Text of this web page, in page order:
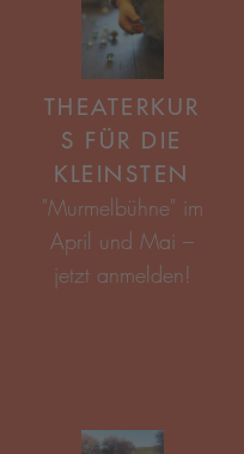
THEATERKUR
S FÜR DIE
KLEINSTEN